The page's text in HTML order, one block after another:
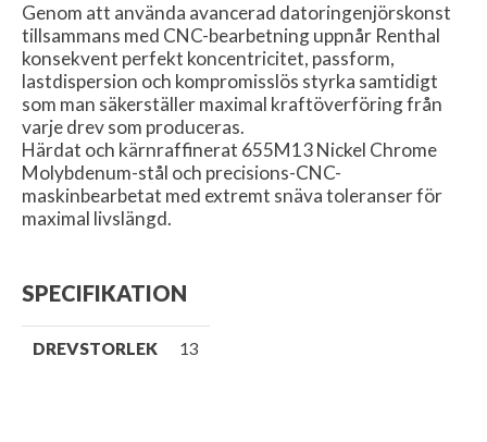
Genom att använda avancerad datoringenjörskonst
tillsammans med CNC-bearbetning uppnår Renthal
konsekvent perfekt koncentricitet, passform,
lastdispersion och kompromisslös styrka samtidigt
som man säkerställer maximal kraftöverföring från
varje drev som produceras.
Härdat och kärnraffinerat 655M13 Nickel Chrome
Molybdenum-stål och precisions-CNC-
maskinbearbetat med extremt snäva toleranser för
maximal livslängd.
SPECIFIKATION
DREVSTORLEK 13